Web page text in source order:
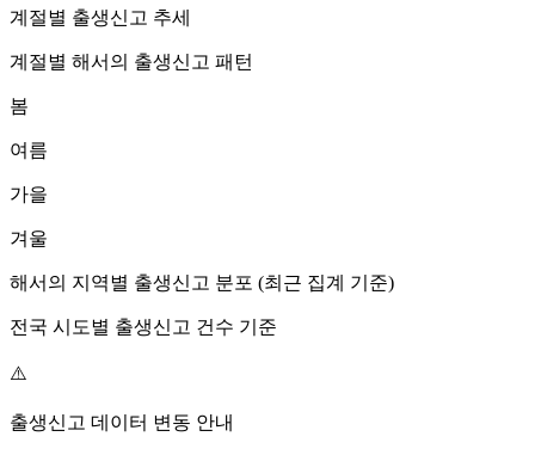
계절별 출생신고 추세
계절별 해서 의 출생신고 패턴
봄
여름
가을
겨울
해서 의 지역별 출생신고 분포 (최근 집계 기준)
전국 시도별 출생신고 건수 기준
⚠️
출생신고 데이터 변동 안내